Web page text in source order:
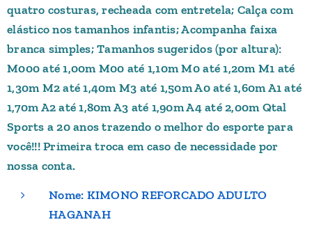
quatro costuras, recheada com entretela; Calça com
elástico nos tamanhos infantis; Acompanha faixa
branca simples; Tamanhos sugeridos (por altura):
M000 até 1,00m M00 até 1,10m M0 até 1,20m M1 até
1,30m M2 até 1,40m M3 até 1,50m A0 até 1,60m A1 até
1,70m A2 até 1,80m A3 até 1,90m A4 até 2,00m Qtal
Sports a 20 anos trazendo o melhor do esporte para
você!!! Primeira troca em caso de necessidade por
nossa conta.
Nome: KIMONO REFORCADO ADULTO
HAGANAH